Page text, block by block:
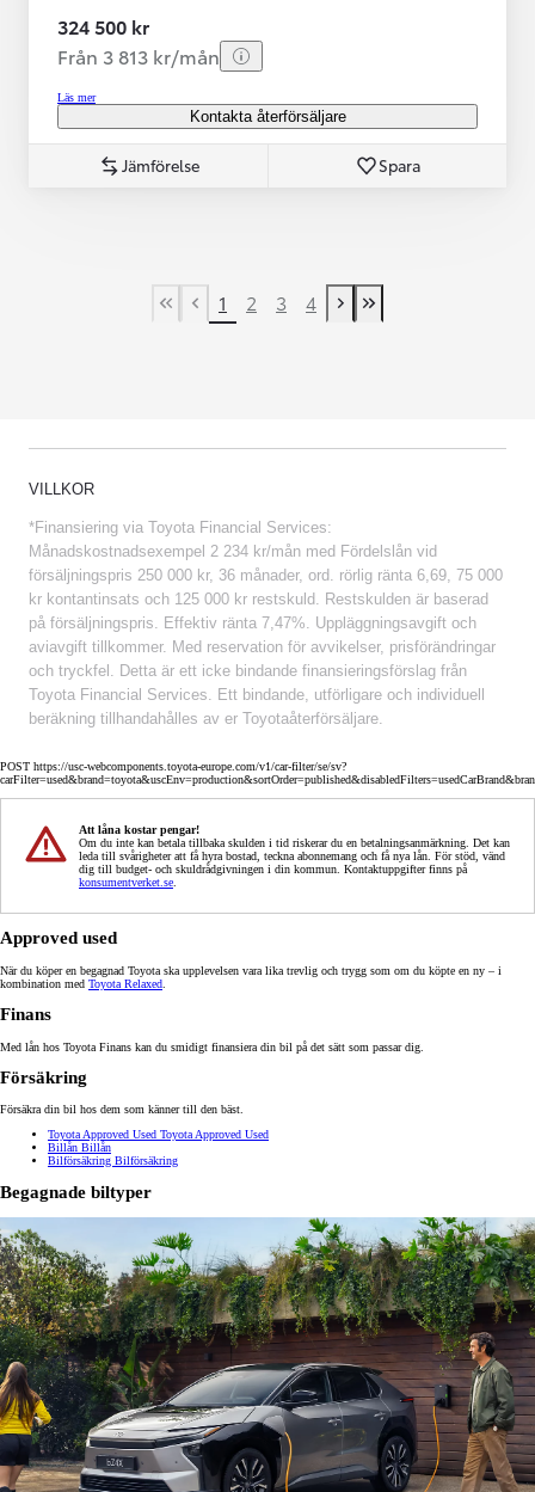
324 500 kr
Från 3 813 kr/mån
Läs mer
Kontakta återförsäljare
Jämförelse Spara
First Page
Previous page
1 2 3 4
Next page
Last Page
VILLKOR
*Finansiering via Toyota Financial Services:
Månadskostnadsexempel 2 234 kr/mån med Fördelslån vid
försäljningspris 250 000 kr, 36 månader, ord. rörlig ränta 6,69, 75 000
kr kontantinsats och 125 000 kr restskuld. Restskulden är baserad
på försäljningspris. Effektiv ränta 7,47%. Uppläggningsavgift och
aviavgift tillkommer. Med reservation för avvikelser, prisförändringar
och tryckfel. Detta är ett icke bindande finansieringsförslag från
Toyota Financial Services. Ett bindande, utförligare och individuell
beräkning tillhandahålles av er Toyotaåterförsäljare.
POST https://usc-webcomponents.toyota-europe.com/v1/car-filter/se/sv?
Att låna kostar pengar!
Om du inte kan betala tillbaka skulden i tid riskerar du en betalningsanmärkning. Det kan
leda till svårigheter att få hyra bostad, teckna abonnemang och få nya lån. För stöd, vänd
dig till budget- och skuldrådgivningen i din kommun. Kontaktuppgifter finns på
konsumentverket.se
Approved used
När du köper en begagnad Toyota ska upplevelsen vara lika trevlig och trygg som om du köpte en ny – i
kombination med Toyota Relaxed
Finans
Med lån hos Toyota Finans kan du smidigt finansiera din bil på det sätt som passar dig.
Försäkring
Försäkra din bil hos dem som känner till den bäst.
Toyota Approved Used Toyota Approved Used
Billån Billån
Bilförsäkring Bilförsäkring
Begagnade biltyper